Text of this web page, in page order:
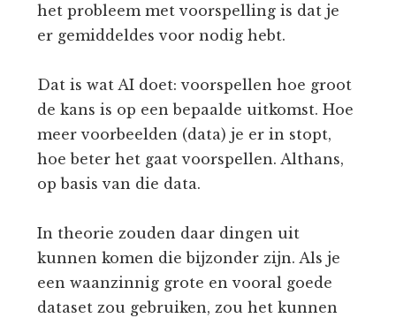
het probleem met voorspelling is dat je
er gemiddeldes voor nodig hebt.
Dat is wat AI doet: voorspellen hoe groot
de kans is op een bepaalde uitkomst. Hoe
meer voorbeelden (data) je er in stopt,
hoe beter het gaat voorspellen. Althans,
op basis van die data.
In theorie zouden daar dingen uit
kunnen komen die bijzonder zijn. Als je
een waanzinnig grote en vooral goede
dataset zou gebruiken, zou het kunnen